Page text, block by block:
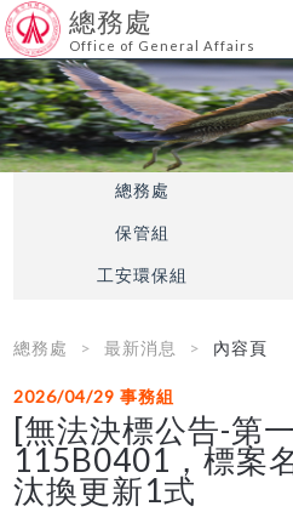
總務處
Office of General Affairs
總務處
保管組
工安環保組
總務處 最新消息 內容頁
2026/04/29事務組
[無法決標公告-第
115B0401，標案
汰換更新1式